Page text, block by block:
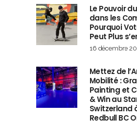
Le Pouvoir
dans les
Pourquoi
Peut Plus
16 décembre
Mettez de
Mobilité :
Painting et
& Win au
Switzerland
Redbull BC